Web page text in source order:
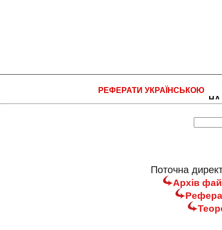
РЕФЕРАТИ УКРАЇНСЬКОЮ
НА
Поточна
Архів